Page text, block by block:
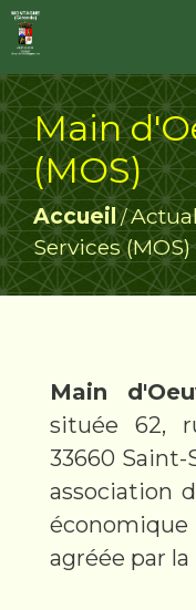
Main
(MOS)
Accueil/
Services (MOS)
Main
située 62,
33660
association
agréée par la